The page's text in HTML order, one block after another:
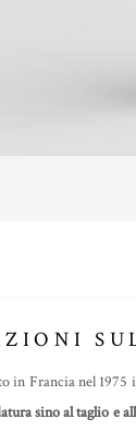
in Francia nel 1975
sino al taglio e